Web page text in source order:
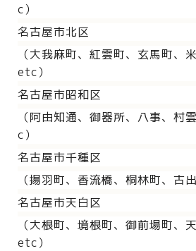
c）
名古屋市北区
（大我麻町、紅雲町、玄馬町、
etc）
名古屋市昭和区
（阿由知通、御器所、八事、
c）
名古屋市千種区
（揚羽町、香流橋、桐林町、古
名古屋市天白区
（大根町、境根町、御前場町、
etc）